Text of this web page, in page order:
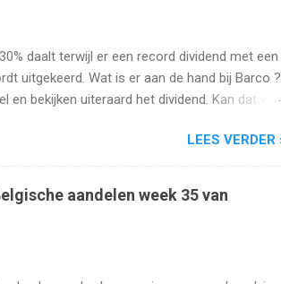
daalt terwijl er een record dividend met een
uitgekeerd. Wat is er aan de hand bij Barco ?
en bekijken uiteraard het dividend. Kan dat wel
LEES VERDER
aandelen week 35 van